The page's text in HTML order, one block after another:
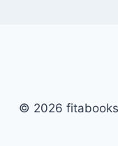
© 2026